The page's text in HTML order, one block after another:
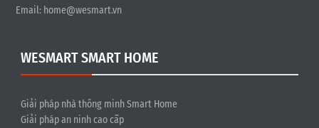
Email: home@wesmart.vn
WESMART SMART HOME
Giải pháp nhà thông minh Smart Home
Giải pháp an ninh cao cấp